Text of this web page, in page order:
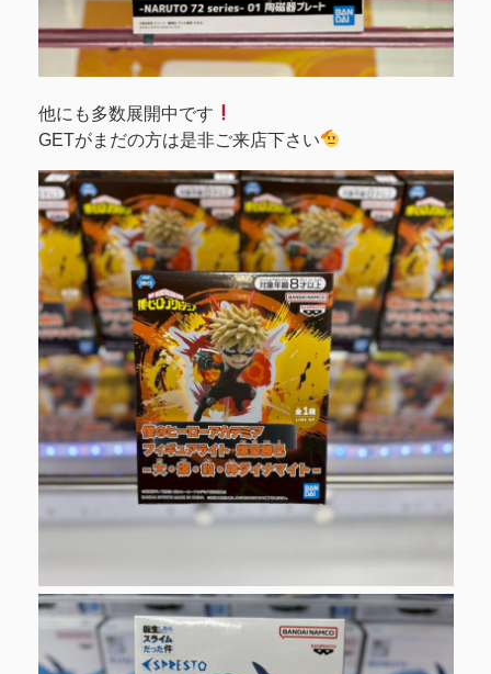
他にも多数展開中です
GETがまだの方は是非ご来店下さい